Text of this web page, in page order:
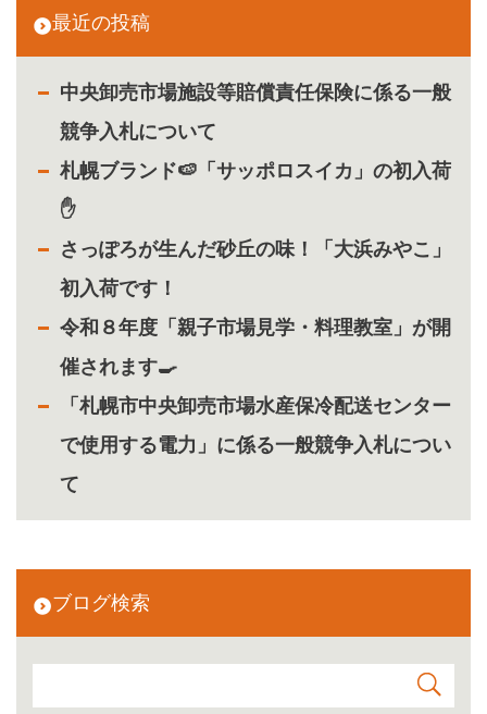
最近の投稿
中央卸売市場施設等賠償責任保険に係る一般
競争入札について
札幌ブランド🍉「サッポロスイカ」の初入荷
✋
さっぽろが生んだ砂丘の味！「大浜みやこ」
初入荷です！
令和８年度「親子市場見学・料理教室」が開
催されます🍳
「札幌市中央卸売市場水産保冷配送センター
で使用する電力」に係る一般競争入札につい
て
ブログ検索